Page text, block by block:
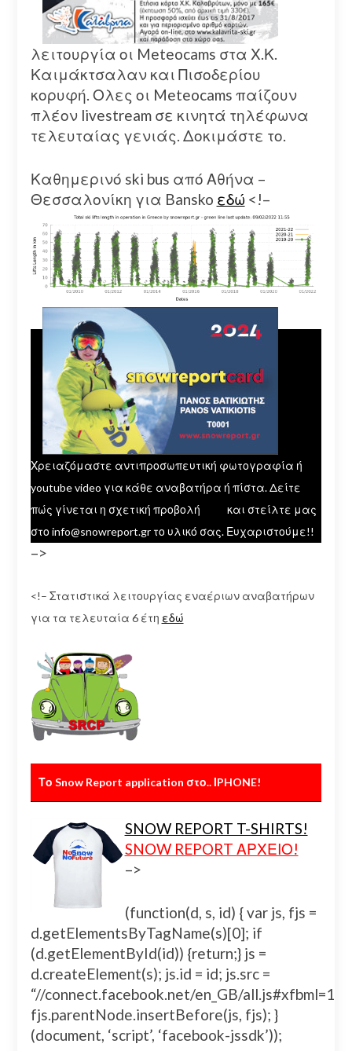
λειτουργία οι Meteocams στα Χ.Κ.
Καιμάκτσαλαν και Πισοδερίου
κορυφή. Ολες οι Meteocams παίζουν
πλέον livestream σε κινητά τηλέφωνα
τελευταίας γενιάς. Δοκιμάστε το.
Καθημερινό ski bus από Αθήνα –
Θεσσαλονίκη για Bansko εδώ <!–
Χρειαζόμαστε αντιπροσωπευτική φωτογραφία ή
youtube video για κάθε αναβατήρα ή πίστα. Δείτε
πώς γίνεται η σχετική προβολή
και στείλτε μας
στο info@snowreport.gr το υλικό σας. Ευχαριστούμε!!
–>
<!– Στατιστικά λειτουργίας εναέριων αναβατήρων
για τα τελευταία 6 έτη εδώ
Το Snow Report application στο.. ΙPHONE!
SNOW REPORT T-SHIRTS!
SNOW REPORT ΑΡΧΕΙΟ!
–>
(function(d, s, id) { var js, fjs =
d.getElementsByTagName(s)[0]; if
(d.getElementById(id)) {return;} js =
d.createElement(s); js.id = id; js.src =
“//connect.facebook.net/en_GB/
fjs.parentNode.insertBefore(js, fjs); }
(document, ‘script’, ‘facebook-jssdk’));